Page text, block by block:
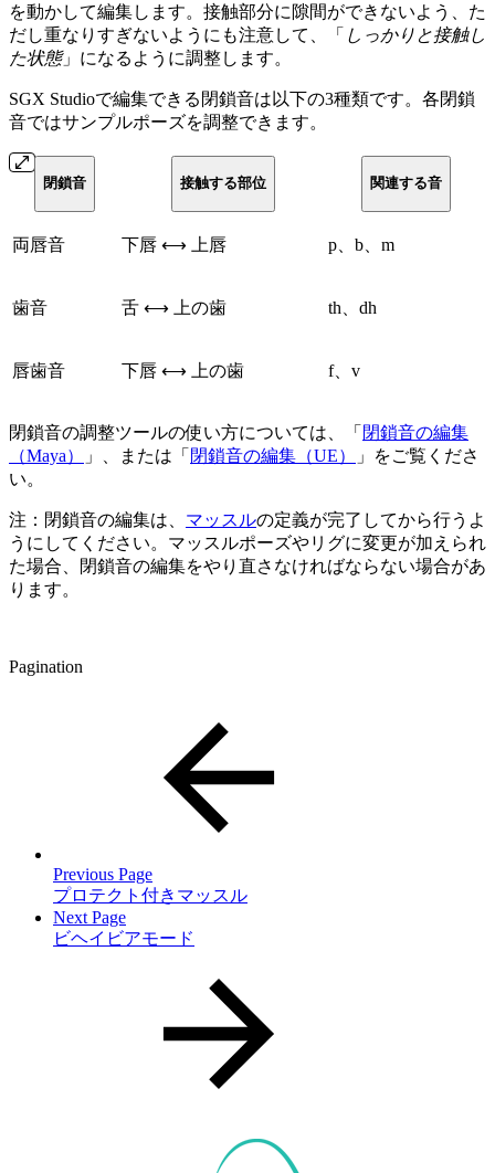
を動かして編集します。接触部分に隙間ができないよう、た
だし重なりすぎないようにも注意して、「 しっかりと接触し
た状態」になるように調整します。
SGX Studioで編集できる閉鎖音は以下の3種類です。各閉鎖
音ではサンプルポーズを調整できます。
閉鎖音 接触する部位 関連する音
両唇音 下唇 ⟷ 上唇 p、b、m
歯音 舌 ⟷ 上の歯 th、dh
唇歯音 下唇 ⟷ 上の歯 f、v
閉鎖音の調整ツールの使い方については、「 閉鎖音の編集
（Maya）
」、または「 閉鎖音の編集（UE）
」をご覧くださ
い。
注：閉鎖音の編集は、 マッスルの定義が完了してから行うよ
うにしてください。マッスルポーズやリグに変更が加えられ
た場合、閉鎖音の編集をやり直さなければならない場合があ
ります。
Pagination
Previous Page
プロテクト付きマッスル
Next Page
ビヘイビアモード